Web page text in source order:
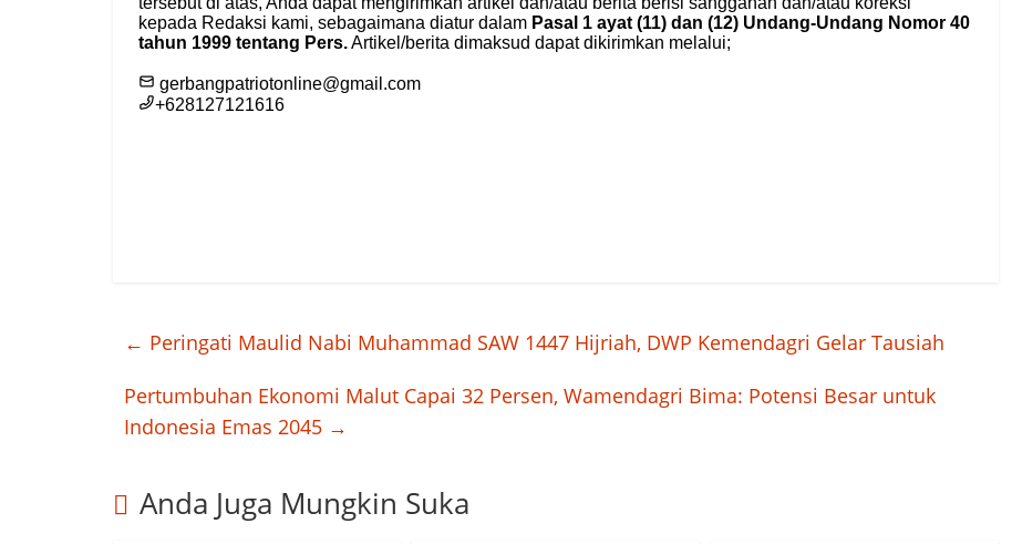
← Peringati Maulid Nabi Muhammad SAW 1447 Hijriah, DWP Kemendagri Gelar Tausiah
Pertumbuhan Ekonomi Malut Capai 32 Persen, Wamendagri Bima: Potensi Besar untuk
Indonesia Emas 2045 →
Anda Juga Mungkin Suka